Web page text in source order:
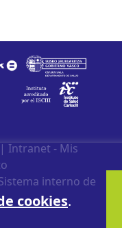
cookies.
| Intranet - Mis
interno de